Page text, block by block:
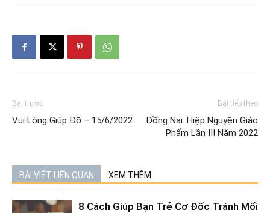
Bài trước
Vui Lòng Giúp Đỡ – 15/6/2022
Bài tiếp theo
Đồng Nai: Hiệp Nguyện Giáo
Phẩm Lần III Năm 2022
BÀI VIẾT LIÊN QUAN XEM THÊM
8 Cách Giúp Bạn Trẻ Cơ Đốc Tránh Mối